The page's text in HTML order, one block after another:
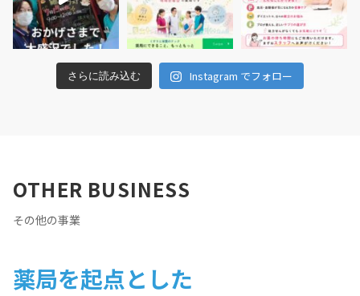
（新しいウィンドウで開きます）（新しいウィンドウで開きます）
（新しいウィンド
さらに読み込む Instagram でフォロー（新しいウィ
OTHER BUSINESS
その他の事業
薬局を起点とした